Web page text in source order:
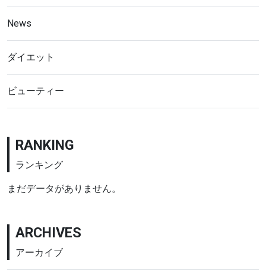
News
ダイエット
ビューティー
RANKING
ランキング
まだデータがありません。
ARCHIVES
アーカイブ